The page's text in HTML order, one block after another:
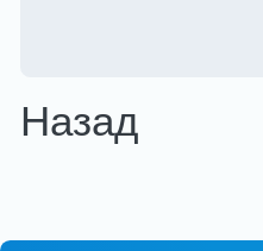
Навигация
Назад